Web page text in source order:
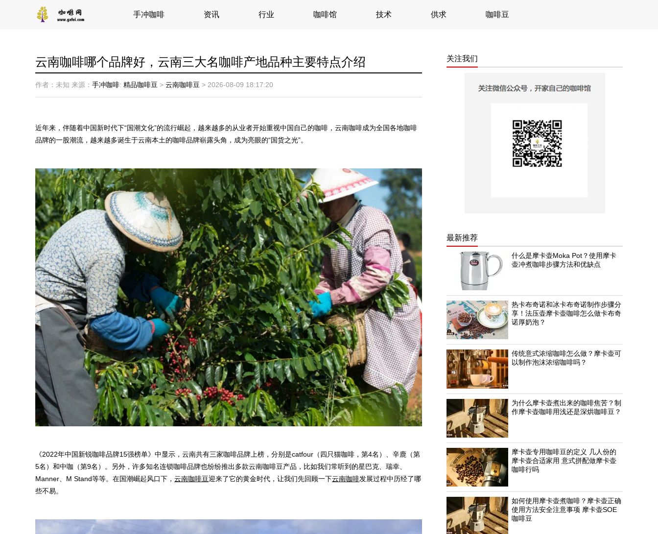
手冲咖啡 资讯 行业 咖啡馆 技术 供求 咖啡豆
云南咖啡哪个品牌好，云南三大名咖啡产地品种主要特点介绍
作者：未知 来源： 手冲咖啡: 精品咖啡豆 > 云南咖啡豆 > 2026-08-09 18:17:20
近年来，伴随着中国新时代下“国潮文化”的流行崛起，越来越多的从业者开始重视中国自己的咖啡，云南咖啡成为全国各地咖啡
品牌的一股潮流，越来越多诞生于云南本土的咖啡品牌崭露头角，成为亮眼的“国货之光”。
《2022年中国新锐咖啡品牌15强榜单》中显示，云南共有三家咖啡品牌上榜，分别是catfour（四只猫咖啡，第4名）、辛鹿（第
5名）和中咖（第9名）。另外，许多知名连锁咖啡品牌也纷纷推出多款云南咖啡豆产品，比如我们常听到的星巴克、瑞幸、
Manner、M Stand等等。在国潮崛起风口下， 云南咖啡豆迎来了它的黄金时代，让我们先回顾一下云南咖啡发展过程中历经了哪
些不易。
关注我们
最新推荐
什么是摩卡壶Moka Pot？使用摩卡
壶冲煮咖啡步骤方法和优缺点
热卡布奇诺和冰卡布奇诺制作步骤分
享！法压壶摩卡壶咖啡怎么做卡布奇
诺厚奶泡？
传统意式浓缩咖啡怎么做？摩卡壶可
以制作泡沫浓缩咖啡吗？
为什么摩卡壶煮出来的咖啡焦苦？制
作摩卡壶咖啡用浅还是深烘咖啡豆？
摩卡壶专用咖啡豆的定义 几人份的
摩卡壶合适家用 意式拼配做摩卡壶
咖啡行吗
如何使用摩卡壶煮咖啡？摩卡壶正确
使用方法安全注意事项 摩卡壶SOE
咖啡豆